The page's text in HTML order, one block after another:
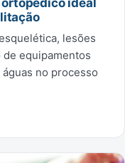
ideal
lesões
equipamentos
no processo